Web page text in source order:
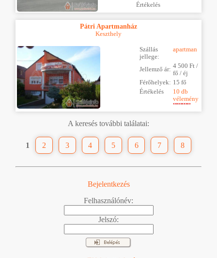
Értékelés
Pátri Apartmanház
Keszthely
Szállás
jellege:
apartman
Jellemző ár: 4 500 Ft /
fő / éj
Férőhelyek: 15 fő
Értékelés
10 db
vélemény
A keresés további találatai:
1 2 3 4 5 6 7 8
Bejelentkezés
Felhasználónév:
Jelszó: